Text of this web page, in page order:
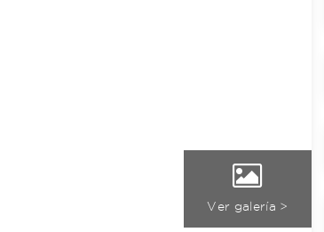
Ver galería >